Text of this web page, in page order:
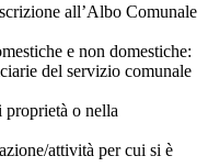
all’Albo Comunale
e non domestiche:
del servizio comunale
proprietà o nella
attività per cui si è